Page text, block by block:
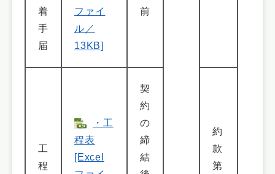
着
手
届
ファイ
ル／
13KB]
前
工
程
・工
程表
[Excel
契
約
の
締
結
約
款
第